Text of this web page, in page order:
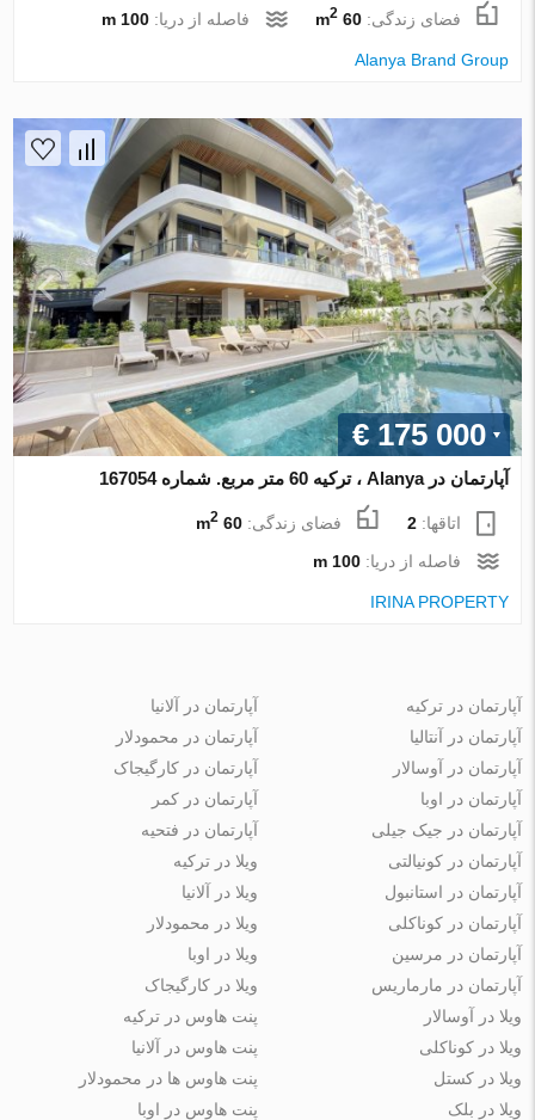
فضای زندگی:60 m
2 فاصله از دریا:100 m
Alanya Brand Group
€ 175 000
آپارتمان در Alanya ، ترکیه 60 متر مربع. شماره 167054
اتاقها:2 فضای زندگی:60 m
2
فاصله از دریا:100 m
IRINA PROPERTY
آپارتمان در ترکیه
آپارتمان در آنتالیا
آپارتمان در آوسالار
آپارتمان در اوبا
آپارتمان در جیک جیلی
آپارتمان در آلانیا
آپارتمان در محمودلار
آپارتمان در کارگیجاک
آپارتمان در کمر
آپارتمان در فتحیه
آپارتمان در کونیالتی
آپارتمان در استانبول
آپارتمان در کوناکلی
آپارتمان در مرسین
آپارتمان در مارماریس
ویلا در ترکیه
ویلا در آلانیا
ویلا در محمودلار
ویلا در اوبا
ویلا در کارگیجاک
ویلا در آوسالار
ویلا در کوناکلی
ویلا در کستل
ویلا در بلک
پنت هاوس در ترکیه
پنت هاوس در آلانیا
پنت هاوس ها در محمودلار
پنت هاوس در اوبا